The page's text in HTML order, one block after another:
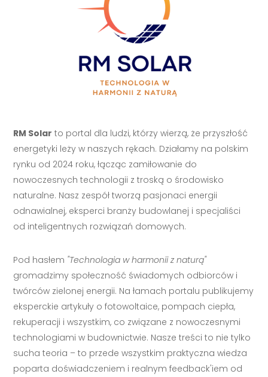
RM Solar to portal dla ludzi, którzy wierzą, że przyszłość
energetyki leży w naszych rękach. Działamy na polskim
rynku od 2024 roku, łącząc zamiłowanie do
nowoczesnych technologii z troską o środowisko
naturalne. Nasz zespół tworzą pasjonaci energii
odnawialnej, eksperci branży budowlanej i specjaliści
od inteligentnych rozwiązań domowych.
Pod hasłem "Technologia w harmonii z naturą"
gromadzimy społeczność świadomych odbiorców i
twórców zielonej energii. Na łamach portalu publikujemy
eksperckie artykuły o fotowoltaice, pompach ciepła,
rekuperacji i wszystkim, co związane z nowoczesnymi
technologiami w budownictwie. Nasze treści to nie tylko
sucha teoria – to przede wszystkim praktyczna wiedza
poparta doświadczeniem i realnym feedback'iem od